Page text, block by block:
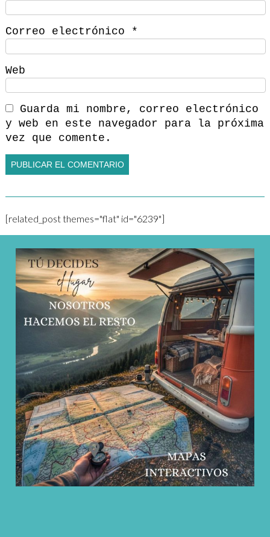
Correo electrónico *
Web
Guarda mi nombre, correo electrónico
y web en este navegador para la próxima
vez que comente.
[related_post themes="flat" id="6239"]